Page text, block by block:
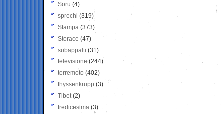
Soru (4)
sprechi (319)
Stampa (373)
Storace (47)
subappalti (31)
televisione(244)
terremoto (402)
thyssenkrupp (3)
Tibet(2)
tredicesima (3)